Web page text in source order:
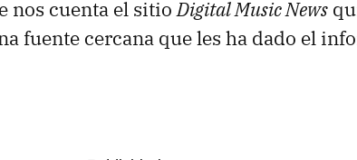
nos cuenta el sitioDigital Music News
fuente cercana que les ha dado el